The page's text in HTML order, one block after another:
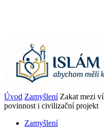
Úvod Zamyšlení Zakat mezi
povinnost i civilizační projekt
Zamyšlení